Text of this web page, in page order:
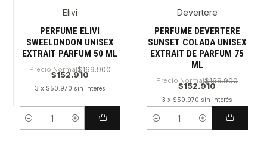
Elivi
PERFUME ELIVI
SWEELONDON UNISEX
EXTRAIT PARFUM 50 ML
Precio Normal$169.900
$152.910
3 x $50.970 sin interés
Cantidad
Devertere
PERFUME DEVERTERE
SUNSET COLADA UNISEX
EXTRAIT DE PARFUM 75
ML
Precio Normal$169.900
$152.910
3 x $50.970 sin interés
Cantidad